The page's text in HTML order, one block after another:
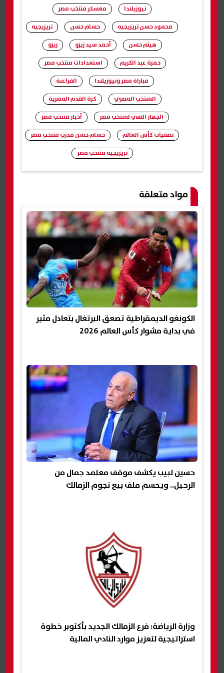
نيوزيلندا
معسكر منتخب مصر
محمود حسن تريزيجيه
حسام حسن
تريزيجيه
هيثم حسن
أحمد سيد زيزو
زيزو
حمزة عبد الكريم
استعدادات منتخب مصر
مباراة مصر ونيوزيلندا
الفراعنة
المنتخب المصري
كرة القدم المصرية
الجهاز الفني لمنتخب مصر
أخبار منتخب مصر
تصفيات كأس العالم
حسام حسن مدرب منتخب مصر
تريزيجيه منتخب مصر
مواد متعلقة
الكونغو الديمقراطية تصعق البرتغال بتعادل مثير
في بداية مشوار كأس العالم 2026
حسين لبيب يكشف موقف معتمد جمال من
الرحيل.. ويحسم ملف بيع نجوم الزمالك
وزارة الرياضة: فرع الزمالك الجديد بأكتوبر خطوة
استراتيجية لتعزيز موارد النادي المالية